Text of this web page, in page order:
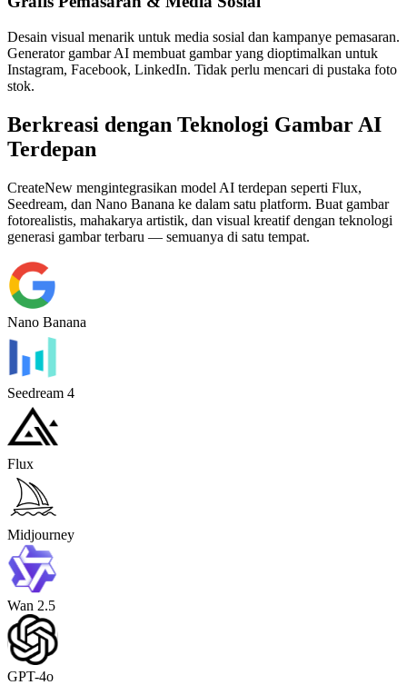
Desain visual menarik untuk media sosial dan kampanye pemasaran.
Generator gambar AI membuat gambar yang dioptimalkan untuk
Instagram, Facebook, LinkedIn. Tidak perlu mencari di pustaka foto
stok.
Berkreasi dengan Teknologi Gambar AI
Terdepan
CreateNew mengintegrasikan model AI terdepan seperti Flux,
Seedream, dan Nano Banana ke dalam satu platform. Buat gambar
fotorealistis, mahakarya artistik, dan visual kreatif dengan teknologi
generasi gambar terbaru — semuanya di satu tempat.
Nano Banana
Seedream 4
Flux
Midjourney
Wan 2.5
GPT-4o